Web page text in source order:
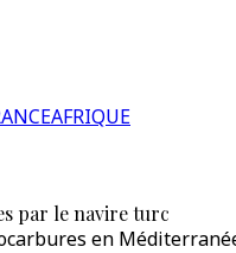
AFRIQUE
par le navire turc
en